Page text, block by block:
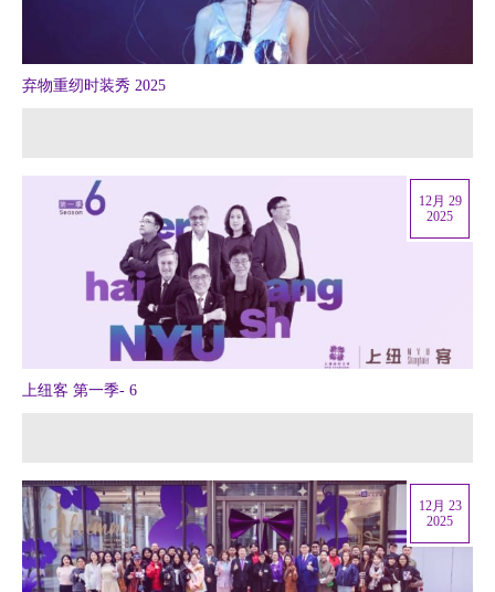
弃物重纫时装秀 2025
上纽客 第一季- 6
12月 29
2025
12月 23
2025